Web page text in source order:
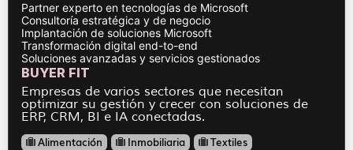
Partner experto en tecnologías de Microsoft
Consultoría estratégica y de negocio
Implantación de soluciones Microsoft
Transformación digital end-to-end
Soluciones avanzadas y servicios gestionados
BUYER FIT
Empresas de varios sectores que necesitan
optimizar su gestión y crecer con soluciones de
ERP, CRM, BI e IA conectadas.
Alimentación Inmobiliaria
Textiles